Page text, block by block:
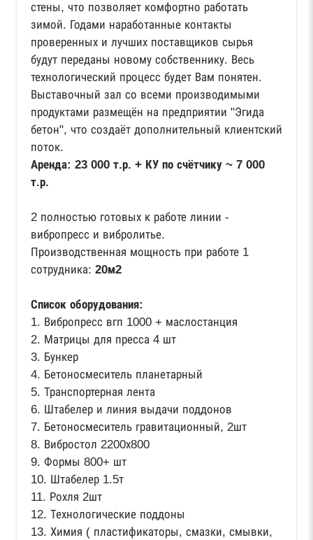
стены, что позволяет комфортно работать
зимой. Годами наработанные контакты
проверенных и лучших поставщиков сырья
будут переданы новому собственнику. Весь
технологический процесс будет Вам понятен.
Выставочный зал со всеми производимыми
продуктами размещён на предприятии "Эгида
бетон", что создаёт дополнительный клиентский
поток.
Аренда: 23 000 т.р. + КУ по счётчику ~ 7 000
т.р.
2 полностью готовых к работе линии -
вибропресс и вибролитье.
Производственная мощность при работе 1
сотрудника: 20м2
Список оборудования:
1. Вибропресс вгп 1000 + маслостанция
2. Матрицы для пресса 4 шт
3. Бункер
4. Бетоносмеситель планетарный
5. Транспортерная лента
6. Штабелер и линия выдачи поддонов
7. Бетоносмеситель гравитационный, 2шт
8. Вибростол 2200х800
9. Формы 800+ шт
10. Штабелер 1.5т
11. Рохля 2шт
12. Технологические поддоны
13. Химия ( пластификаторы, смазки, смывки,